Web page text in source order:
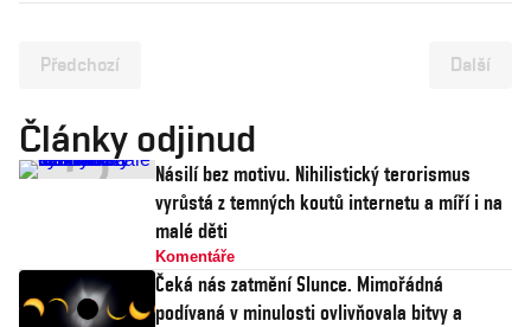
Předchozí Další
Články odjinud
Násilí bez motivu. Nihilistický terorismus
vyrůstá z temných koutů internetu a míří i na
malé děti
Komentáře
Čeká nás zatmění Slunce. Mimořádná
podívaná v minulosti ovlivňovala bitvy a